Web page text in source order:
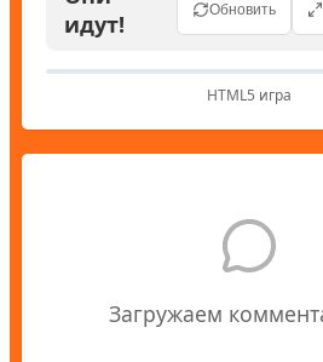
идут!
Обновить
HTML5 игра
Загружаем